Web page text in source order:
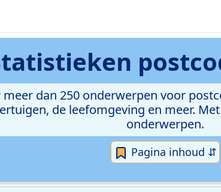
dan 250 onderwerpen voor
de leefomgeving en meer.
onderwerpen.
Pagina inhoud ⇵